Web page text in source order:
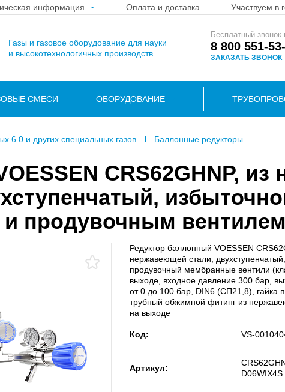
информация Оплата и доставка Участвуем в
Газы и газовое оборудование для науки
и высокотехнологичных производств
Бесплатный
8 800 551-
ЗАКАЗАТЬ ЗВОНОК
СМЕСИ ОБОРУДОВАНИЕ
6.0 и других специальных газов Баллонные редукторы
CRS62GHNP,
продувочным
Редуктор баллонный VOESSEN
нержавеющей стали,
продувочный мембранные вентили
выходе, входное давление 300 бар,
от 0 до 100 бар, DIN6 (СП21,8), гайка
трубный обжимной фитинг из
на выходе
Код: VS-
Артикул:
D06WIX4S